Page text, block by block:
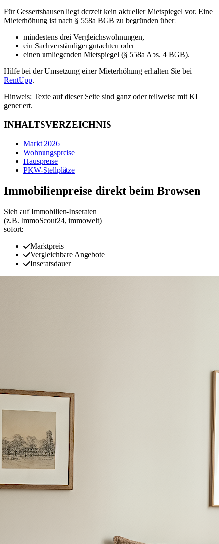
Für Gessertshausen liegt derzeit kein aktueller Mietspiegel vor. Eine
Mieterhöhung ist nach § 558a BGB zu begründen über:
mindestens drei Vergleichswohnungen,
ein Sachverständigengutachten oder
einen umliegenden Mietspiegel (§ 558a Abs. 4 BGB).
Hilfe bei der Umsetzung einer Mieterhöhung erhalten Sie bei
RentUpp.
Hinweis: Texte auf dieser Seite sind ganz oder teilweise mit KI
generiert.
INHALTSVERZEICHNIS
Markt 2026
Wohnungspreise
Hauspreise
PKW-Stellplätze
Immobilienpreise direkt beim Browsen
Sieh auf Immobilien‑Inseraten
(z.B. ImmoScout24, immowelt)
sofort:
Marktpreis
Vergleichbare Angebote
Inseratsdauer